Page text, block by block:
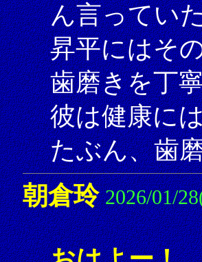
ん言ってい
昇平にはそ
歯磨きを丁
彼は健康に
たぶん、歯
朝倉玲 2026/01/